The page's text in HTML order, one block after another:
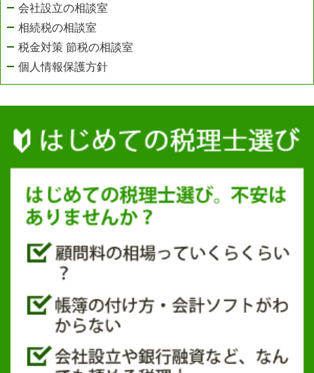
会社設立の相談室
相続税の相談室
税金対策 節税の相談室
個人情報保護方針